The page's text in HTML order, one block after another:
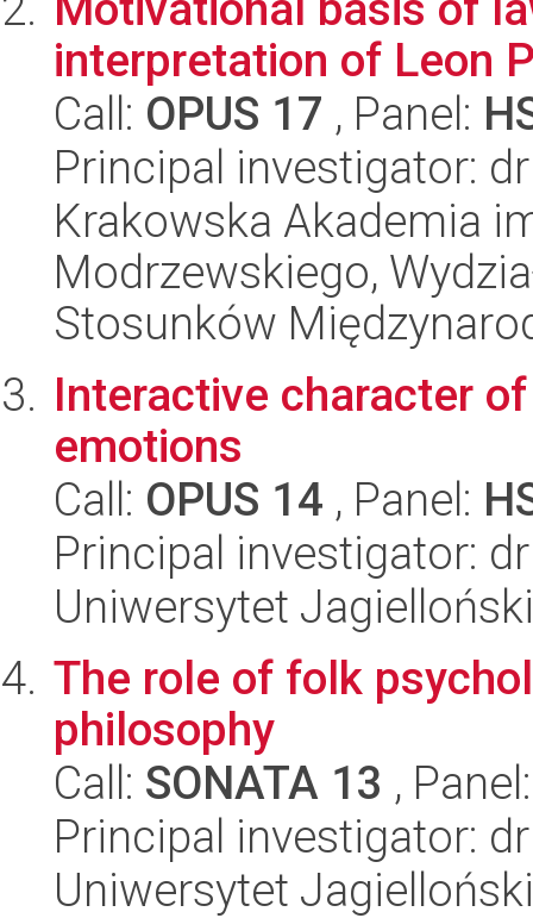
interpretation of Leon
Call: OPUS 17 , Panel:
Principal investigator:
Krakowska Akademia
Modrzewskiego,
Stosunków
Interactive character
emotions
Call: OPUS 14 , Panel:
Principal investigator:
Uniwersytet
The role of folk
philosophy
Call: SONATA 13 ,
Principal investigator:
Uniwersytet